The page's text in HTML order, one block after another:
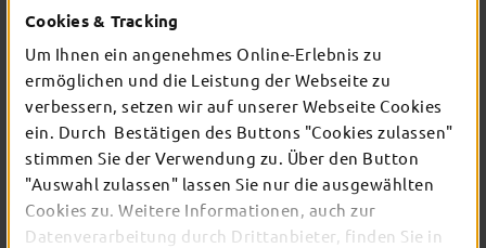
Cookies & Tracking
Um Ihnen ein angenehmes Online-Erlebnis zu
ermöglichen und die Leistung der Webseite zu
verbessern, setzen wir auf unserer Webseite Cookies
ein. Durch Bestätigen des Buttons "Cookies zulassen"
stimmen Sie der Verwendung zu. Über den Button
"Auswahl zulassen" lassen Sie nur die ausgewählten
Cookies zu. Weitere Informationen, auch zur
Datenverarbeitung durch Drittanbieter, finden Sie in
TOP-EVENTS
In Fulda ist irgendwo immer etwas los: Ob
Konzert, Musical, Erlebnis-Stadtführung oder
Theater – entdecke hier aktuelle Veranstaltungen
und Highlights in und um Fulda.